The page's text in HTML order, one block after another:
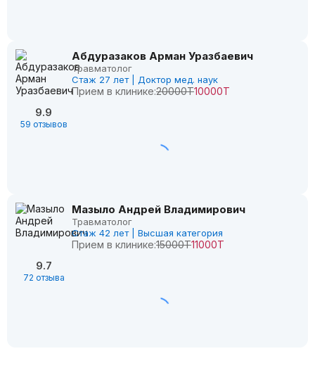
9.9
59 отзывов
Абдуразаков Арман Уразбаевич
Травматолог
Стаж 27 лет | Доктор мед. наук
Прием в клинике:20000Т10000Т
9.7
72 отзыва
Мазыло Андрей Владимирович
Травматолог
Стаж 42 лет | Высшая категория
Прием в клинике:15000Т11000Т